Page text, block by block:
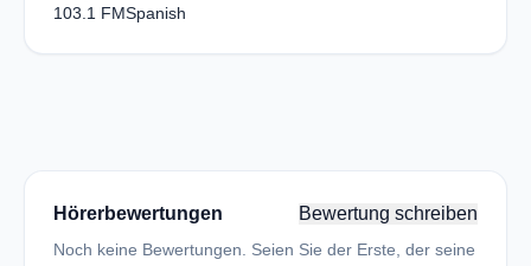
103.1 FMSpanish
Hörerbewertungen Bewertung schreiben
Noch keine Bewertungen. Seien Sie der Erste, der seine